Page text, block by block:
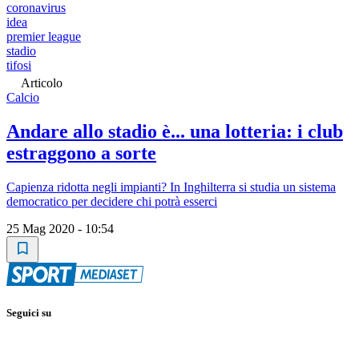
coronavirus
idea
premier league
stadio
tifosi
Articolo
Calcio
Andare allo stadio è... una lotteria: i club
estraggono a sorte
Capienza ridotta negli impianti? In Inghilterra si studia un sistema
democratico per decidere chi potrà esserci
25 Mag 2020 - 10:54
Seguici su